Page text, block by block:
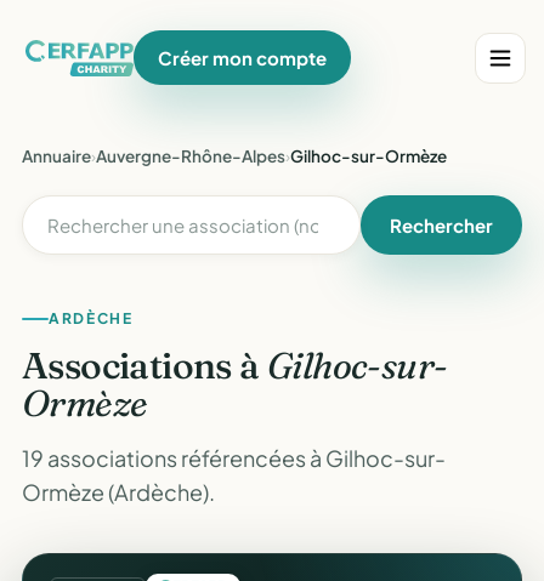
Créer mon compte
Annuaire›Auvergne-Rhône-Alpes›Gilhoc-sur-Ormèze
Rechercher
ARDÈCHE
Associations à Gilhoc-sur-
Ormèze
19 associations référencées à Gilhoc-sur-
Ormèze (Ardèche).